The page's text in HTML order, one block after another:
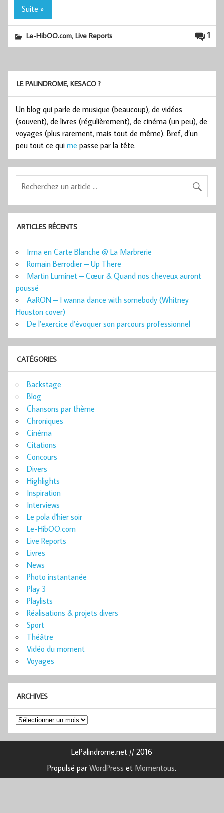
Suite »
1
Le-HibOO.com,Live Reports
LE PALINDROME, KESACO ?
Un blog qui parle de musique (beaucoup), de vidéos
(souvent), de livres (régulièrement), de cinéma (un peu), de
voyages (plus rarement, mais tout de même). Bref, d’un
peu tout ce qui me passe par la tête.
ARTICLES RÉCENTS
Irma en Carte Blanche @ La Marbrerie
Romain Berrodier – Up There
Martin Luminet – Cœur & Quand nos cheveux auront
poussé
AaRON – I wanna dance with somebody (Whitney
Houston cover)
De l’exercice d’évoquer son parcours professionnel
CATÉGORIES
Backstage
Blog
Chansons par thème
Chroniques
Cinéma
Citations
Concours
Divers
Highlights
Inspiration
Interviews
Le pola d'hier soir
Le-HibOO.com
Live Reports
Livres
News
Photo instantanée
Play 3
Playlists
Réalisations & projets divers
Sport
Théâtre
Vidéo du moment
Voyages
ARCHIVES
Archives
LePalindrome.net // 2016
Propulsé par WordPress et Momentous.